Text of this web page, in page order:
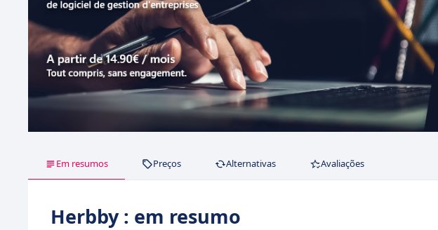
Em resumos Preços Alternativas Avaliações
Herbby : em resumo